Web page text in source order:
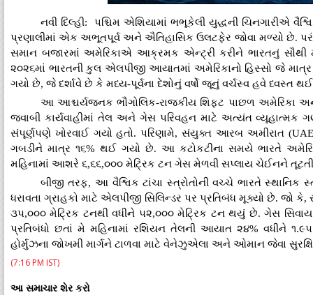
નવી દિલ્હી: પશ્ચિમ એશિયામાં ભભૂકેલી યુદ્ધની ચિનગારીએ
પ્રણાલીમાં એક અભૂતપૂર્વ અને ઐતિહાસિક ઉલટફેર જોવા મળ્યો છે.
સમાન બજારમાં અમેરિકાએ આક્રમક એન્ટ્રી કરીને ભારતનું
૨૦૨૬માં ભારતની કુલ એલપીજી આયાતમાં અમેરિકાનો હિસ્સો જે
ગયો છે, જે દર્શાવે છે કે મધ્ય-પૂર્વના દેશોનું વર્ષો જૂનું વર્ચસ્વ હવે ધ્વસ્ત
આ આશ્ચર્યજનક ભૌગોલિક-રાજકીય શિફ્ટ પાછળ અમેરિકા
જવાબી કાર્યવાહીમાં તેલ અને ગેસ પરિવહન માટે અત્યંત વ્યૂહાત્મક
સંપૂર્ણપણે ખોરવાઈ ગયો હતો. પરિણામે, સંયુક્ત આરબ અમીરાત
ગબડીને માત્ર ૧૬% થઈ ગયો છે. આ કટોકટીના સમયે ભારતે
મહિનામાં આશરે ૬,૬૬,૦૦૦ મેટ્રિક ટન ગેસ મેળવી સપ્લાય ચેઈનને તૂટતી
બીજી તરફ, આ વૈશ્વિક ટાંચા સ્ત્રોતોની વચ્ચે ભારતે
ધરાવતા ગ્રાહકો માટે એલપીજી સિલિન્ડર પર પ્રતિબંધ મૂક્યો છે. જો
૩૫,૦૦૦ મેટ્રિક ટનથી વધીને ૫૨,૦૦૦ મેટ્રિક ટન થયું છે. ગેસ
પ્રતિબંધો છતાં મે મહિનામાં રશિયન તેલની આયાત ૨૪% વધીને
હોર્મુઝના જોખમી માર્ગને ટાળવા માટે વેનેઝુએલા અને ઓમાન જેવા
(7:16 PM IST)
આ સમાચાર શેર કરો